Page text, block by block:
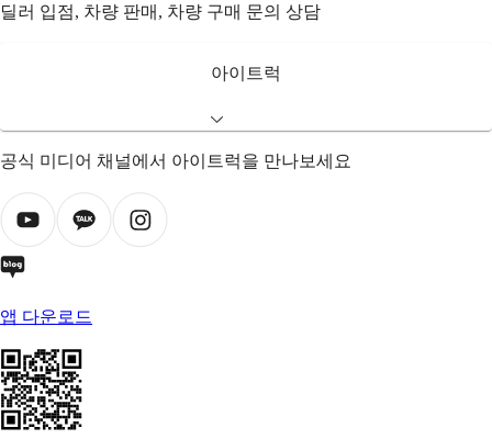
딜러 입점, 차량 판매, 차량 구매 문의 상담
아이트럭
공식 미디어 채널에서 아이트럭을 만나보세요
앱 다운로드